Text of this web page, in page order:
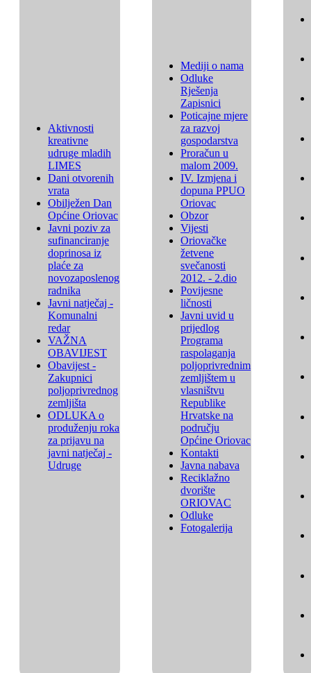
Aktivnosti
kreativne
udruge mladih
LIMES
Dani otvorenih
vrata
Obilježen Dan
Općine Oriovac
Javni poziv za
sufinanciranje
doprinosa iz
plaće za
novozaposlenog
radnika
Javni natječaj -
Komunalni
redar
VAŽNA
OBAVIJEST
Obavijest -
Zakupnici
poljoprivrednog
zemljišta
ODLUKA o
produženju roka
za prijavu na
javni natječaj -
Udruge
Mediji o nama
Odluke
Rješenja
Zapisnici
Poticajne mjere
za razvoj
gospodarstva
Proračun u
malom 2009.
IV. Izmjena i
dopuna PPUO
Oriovac
Obzor
Vijesti
Oriovačke
žetvene
svečanosti
2012. - 2.dio
Povijesne
ličnosti
Javni uvid u
prijedlog
Programa
raspolaganja
poljoprivrednim
zemljištem u
vlasništvu
Republike
Hrvatske na
području
Općine Oriovac
Kontakti
Javna nabava
Reciklažno
dvorište
ORIOVAC
Odluke
Fotogalerija